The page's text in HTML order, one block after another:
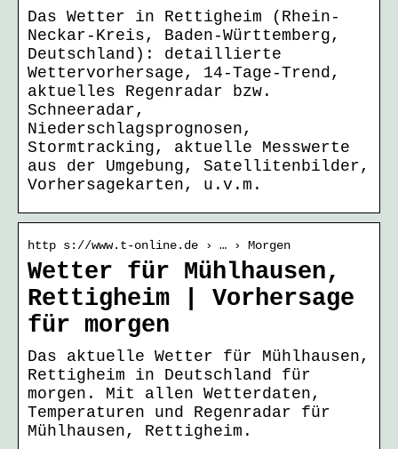
Das Wetter in Rettigheim (Rhein-
Neckar-Kreis, Baden-Württemberg,
Deutschland): detaillierte
Wettervorhersage, 14-Tage-Trend,
aktuelles Regenradar bzw.
Schneeradar,
Niederschlagsprognosen,
Stormtracking, aktuelle Messwerte
aus der Umgebung, Satellitenbilder,
Vorhersagekarten, u.v.m.
http s://www.t-online.de › … › Morgen
Wetter für Mühlhausen,
Rettigheim | Vorhersage
für morgen
Das aktuelle Wetter für Mühlhausen,
Rettigheim in Deutschland für
morgen. Mit allen Wetterdaten,
Temperaturen und Regenradar für
Mühlhausen, Rettigheim.